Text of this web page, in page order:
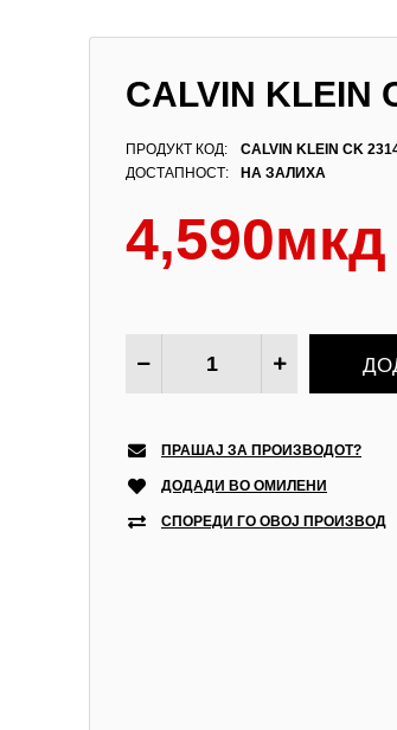
CALVIN KLEIN
ПРОДУКТ КОД:
ДОСТАПНОСТ:
CALVIN KLEIN CK
НА ЗАЛИХА
4,590мкд
ПРАШАЈ ЗА ПРОИЗВОДОТ?
ДОДАДИ ВО ОМИЛЕНИ
СПОРЕДИ ГО ОВОЈ ПРОИЗВОД